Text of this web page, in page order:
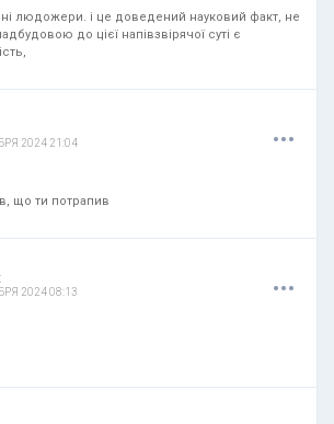
людожери. і це доведений науковий факт, не
до цієї напівзвірячої суті є
2024 21:04 ...
що ти потрапив
2024 08:13 ...